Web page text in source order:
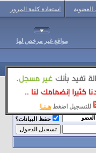
للتسجيل اضغط هـنـا
استعادة كلمة المرور
مواقع غير مرخص لها
حفظ البيانات؟